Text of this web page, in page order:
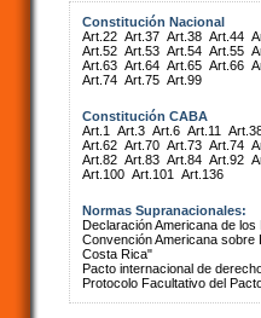
Constitución Nacional
Art.22 Art.37 Art.38 Art.44
Art.52 Art.53 Art.54 Art.55
Art.63 Art.64 Art.65 Art.66
Art.74 Art.75 Art.99
Constitución CABA
Art.1
Art.3 Art.6 Art.11
Art.62 Art.70 Art.73 Art.74
Art.82 Art.83 Art.84 Art.92
Art.100 Art.101 Art.136
Normas Supranacionales:
Declaración Americana de
Convención Americana
Costa Rica"
Pacto internacional de
Protocolo Facultativo del